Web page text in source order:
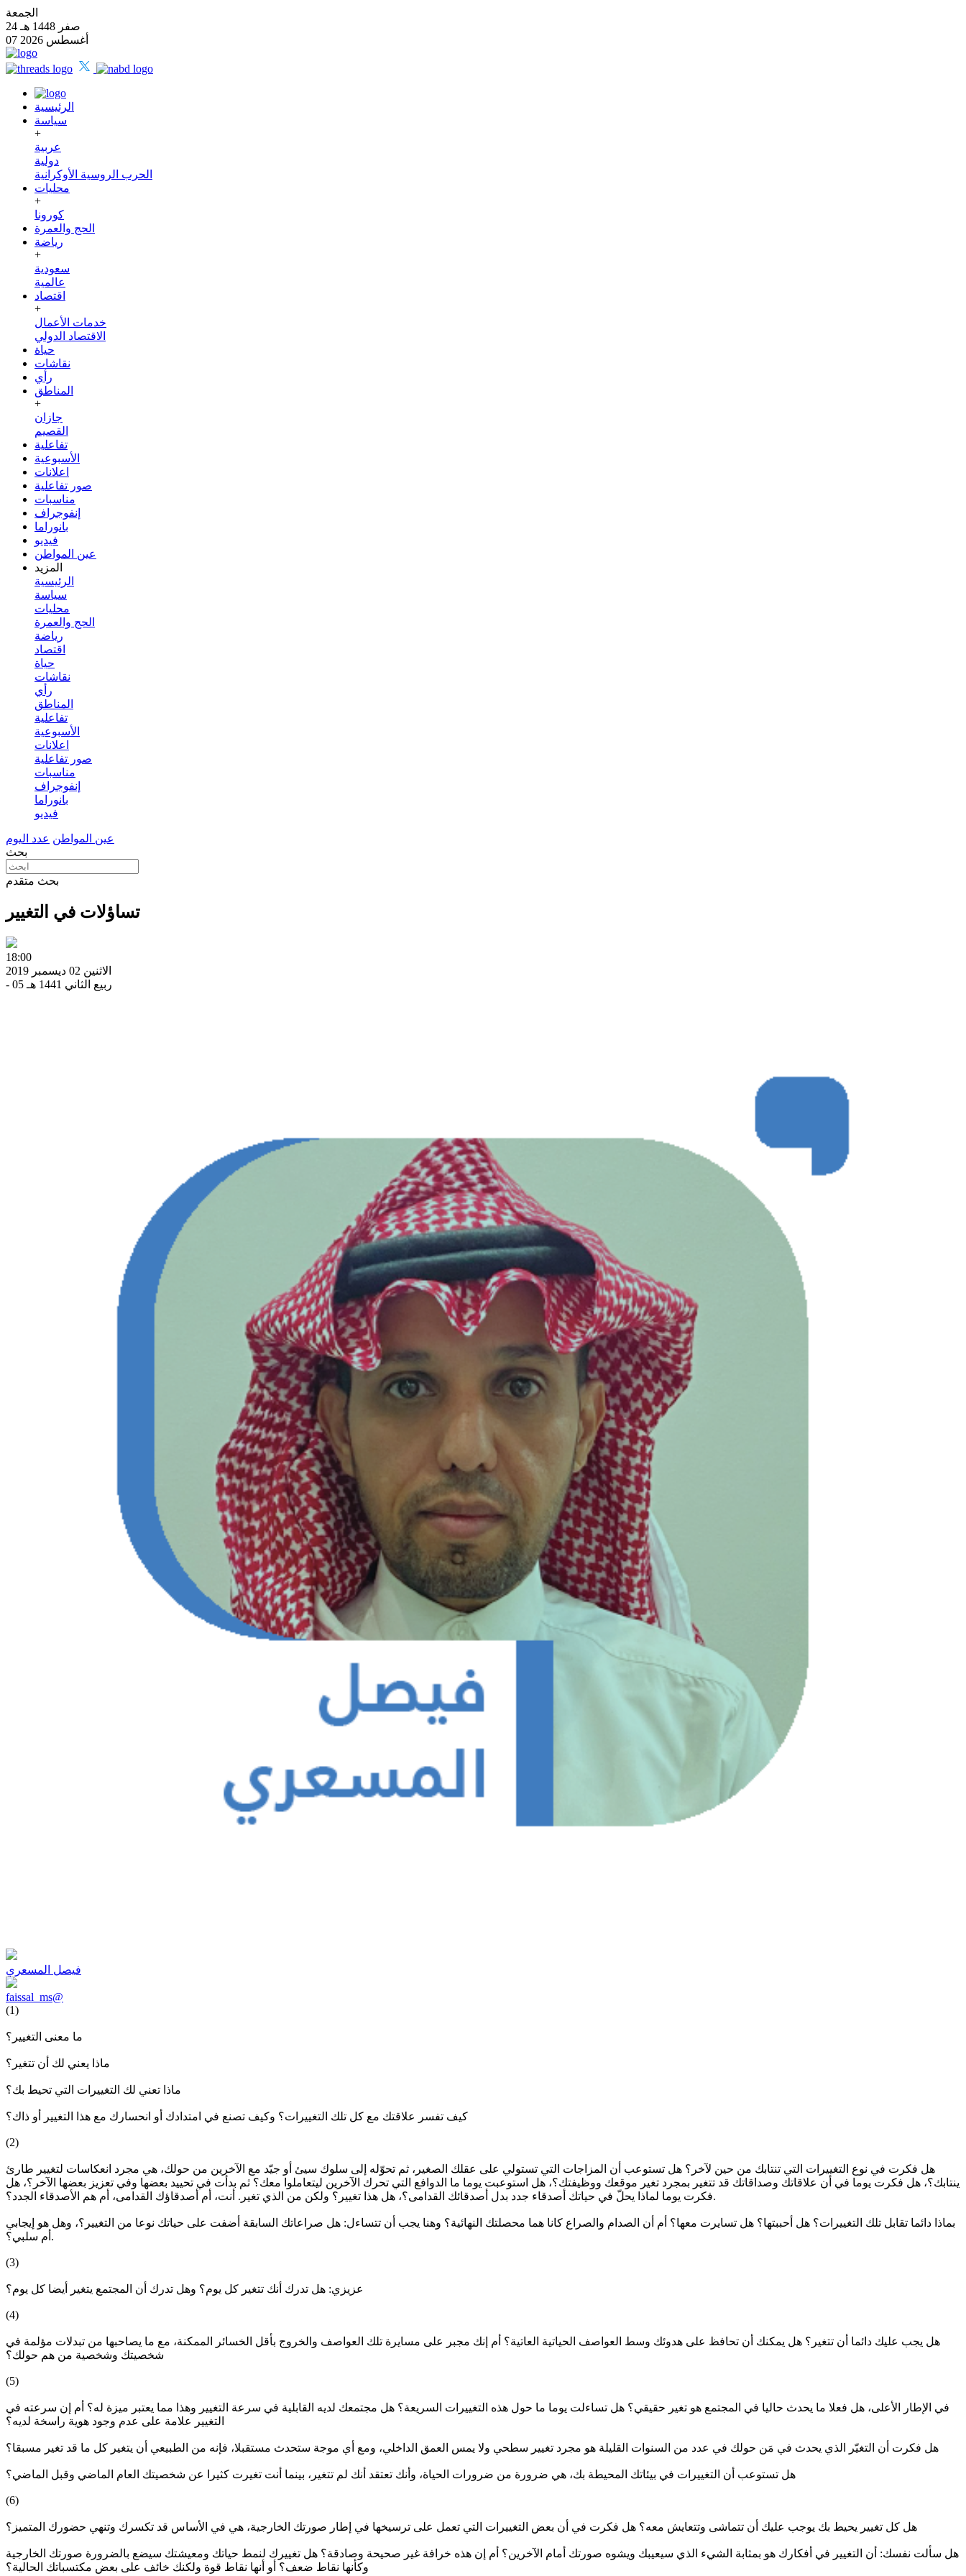
الجمعة
24 صفر 1448 هـ
07 أغسطس 2026
الرئيسية
سياسة
+
عربية
دولية
الحرب الروسية الأوكرانية
محليات
+
كورونا
الحج والعمرة
رياضة
+
سعودية
عالمية
اقتصاد
+
خدمات الأعمال
الاقتصاد الدولي
حياة
نقاشات
رأي
المناطق
+
جازان
القصيم
تفاعلية
الأسبوعية
اعلانات
صور تفاعلية
مناسبات
إنفوجراف
بانوراما
فيديو
عين المواطن
المزيد
الرئيسية
سياسة
محليات
الحج والعمرة
رياضة
اقتصاد
حياة
نقاشات
رأي
المناطق
تفاعلية
الأسبوعية
اعلانات
صور تفاعلية
مناسبات
إنفوجراف
بانوراما
فيديو
عين المواطن عدد اليوم
بحث
بحث متقدم
تساؤلات في التغيير
18:00
الاثنين 02 ديسمبر 2019
- 05 ربيع الثاني 1441 هـ
فيصل المسعري
faissal_ms@
(1)
ما معنى التغيير؟
ماذا يعني لك أن تتغير؟
ماذا تعني لك التغييرات التي تحيط بك؟
كيف تفسر علاقتك مع كل تلك التغييرات؟ وكيف تصنع في امتدادك أو انحسارك مع هذا التغيير أو ذاك؟
(2)
هل فكرت في نوع التغييرات التي تنتابك من حين لآخر؟ هل تستوعب أن المزاجات التي تستولي على عقلك الصغير، ثم تحوّله إلى سلوك سيئ أو جيّد مع الآخرين من حولك، هي مجرد انعكاسات لتغيير طارئ
ينتابك؟، هل فكرت يوما في أن علاقاتك وصداقاتك قد تتغير بمجرد تغير موقعك ووظيفتك؟، هل استوعبت يوما ما الدوافع التي تحرك الآخرين ليتعاملوا معك؟ ثم بدأت في تحييد بعضها وفي تعزيز بعضها الآخر؟، هل
فكرت يوما لماذا يحلّ في حياتك أصدقاء جدد بدل أصدقائك القدامى؟، هل هذا تغيير؟ ولكن من الذي تغير. أنت، أم أصدقاؤك القدامى، أم هم الأصدقاء الجدد؟.
بماذا دائما تقابل تلك التغييرات؟ هل أحببتها؟ هل تسايرت معها؟ أم أن الصدام والصراع كانا هما محصلتك النهائية؟ وهنا يجب أن تتساءل: هل صراعاتك السابقة أضفت على حياتك نوعا من التغيير؟، وهل هو إيجابي
أم سلبي؟.
(3)
عزيزي: هل تدرك أنك تتغير كل يوم؟ وهل تدرك أن المجتمع يتغير أيضا كل يوم؟
(4)
هل يجب عليك دائما أن تتغير؟ هل يمكنك أن تحافظ على هدوئك وسط العواصف الحياتية العاتية؟ أم إنك مجبر على مسايرة تلك العواصف والخروج بأقل الخسائر الممكنة، مع ما يصاحبها من تبدلات مؤلمة في
شخصيتك وشخصية من هم حولك؟
(5)
في الإطار الأعلى، هل فعلا ما يحدث حاليا في المجتمع هو تغير حقيقي؟ هل تساءلت يوما ما حول هذه التغييرات السريعة؟ هل مجتمعك لديه القابلية في سرعة التغيير وهذا مما يعتبر ميزة له؟ أم إن سرعته في
التغيير علامة على عدم وجود هوية راسخة لديه؟
هل فكرت أن التغيّر الذي يحدث في مَن حولك في عدد من السنوات القليلة هو مجرد تغيير سطحي ولا يمس العمق الداخلي، ومع أي موجة ستحدث مستقبلا، فإنه من الطبيعي أن يتغير كل ما قد تغير مسبقا؟
هل تستوعب أن التغييرات في بيئاتك المحيطة بك، هي ضرورة من ضرورات الحياة، وأنك تعتقد أنك لم تتغير، بينما أنت تغيرت كثيرا عن شخصيتك العام الماضي وقبل الماضي؟
(6)
هل كل تغيير يحيط بك يوجب عليك أن تتماشى وتتعايش معه؟ هل فكرت في أن بعض التغييرات التي تعمل على ترسيخها في إطار صورتك الخارجية، هي في الأساس قد تكسرك وتنهي حضورك المتميز؟
هل سألت نفسك: أن التغيير في أفكارك هو بمثابة الشيء الذي سيعيبك ويشوه صورتك أمام الآخرين؟ أم إن هذه خرافة غير صحيحة وصادقة؟ هل تغييرك لنمط حياتك ومعيشتك سيضع بالضرورة صورتك الخارجية
وكأنها نقاط ضعف؟ أو أنها نقاط قوة ولكنك خائف على بعض مكتسباتك الحالية؟